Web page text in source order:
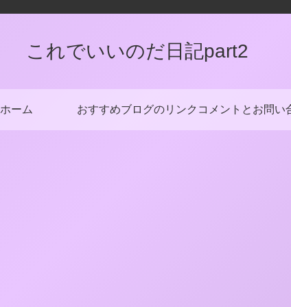
これでいいのだ日記part2
ホーム おすすめブログのリンク コメントとお問い